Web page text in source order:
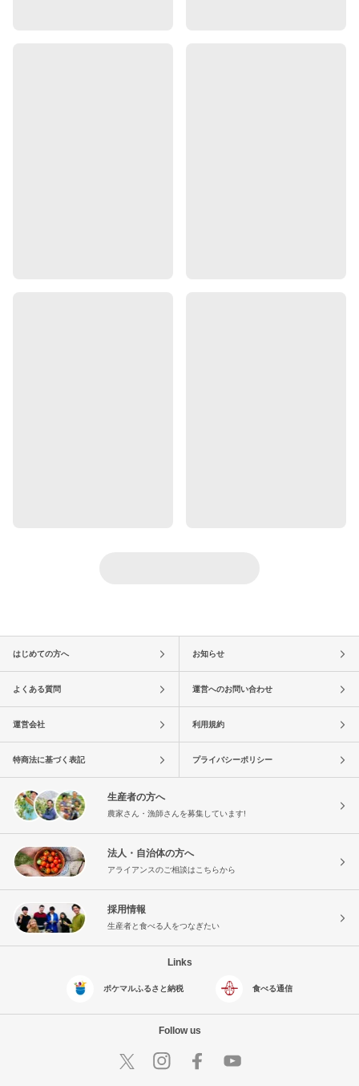
はじめての方へ お知らせ
よくある質問 運営へのお問い合わせ
運営会社 利用規約
特商法に基づく表記 プライバシーポリシー
生産者の方へ
農家さん・漁師さんを募集しています!
法人・自治体の方へ
アライアンスのご相談はこちらから
採用情報
生産者と食べる人をつなぎたい
Links
ポケマルふるさと納税 食べる通信
Follow us